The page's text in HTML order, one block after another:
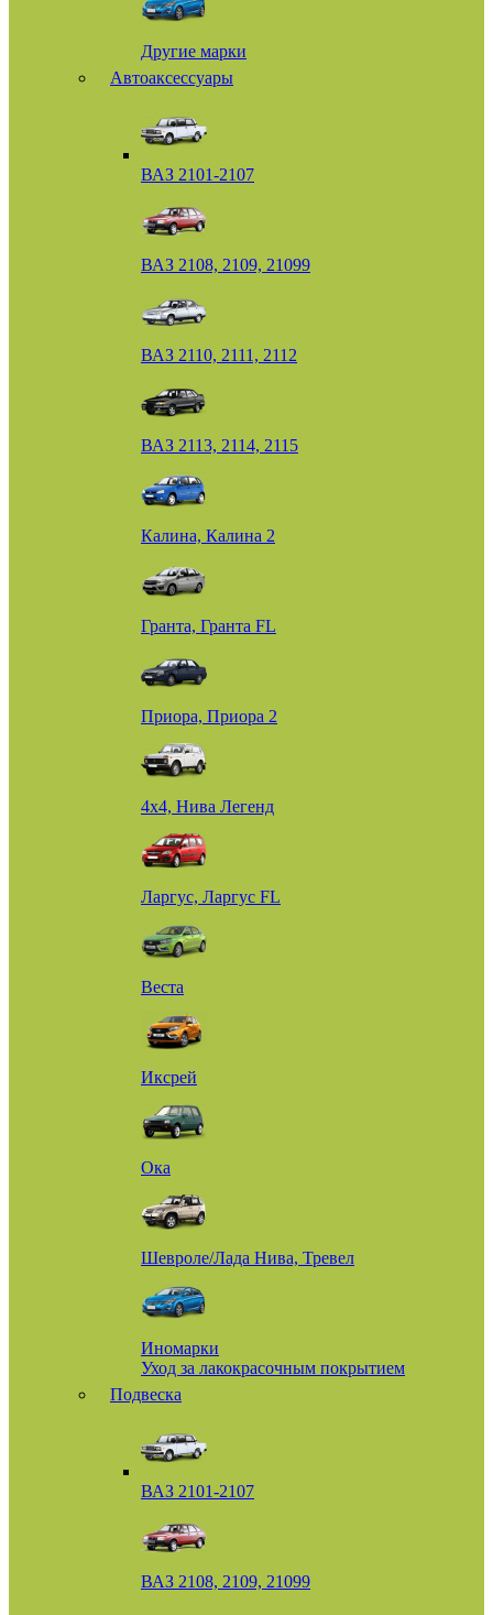
Другие марки
Автоаксессуары
ВАЗ 2101-2107
ВАЗ 2108, 2109, 21099
ВАЗ 2110, 2111, 2112
ВАЗ 2113, 2114, 2115
Калина, Калина 2
Гранта, Гранта FL
Приора, Приора 2
4х4, Нива Легенд
Ларгус, Ларгус FL
Веста
Иксрей
Ока
Шевроле/Лада Нива, Тревел
Иномарки
Уход за лакокрасочным покрытием
Подвеска
ВАЗ 2101-2107
ВАЗ 2108, 2109, 21099